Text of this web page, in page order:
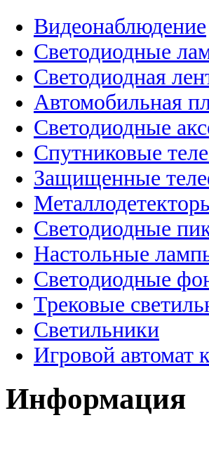
Видеонаблюдение
Светодиодные
Светодиодная
Автомобильная
Светодиодные
Спутниковые
Защищенные
Светодиодные
Настольные
Светодиодные
Трековые
Светильники
Игровой автомат
Информация